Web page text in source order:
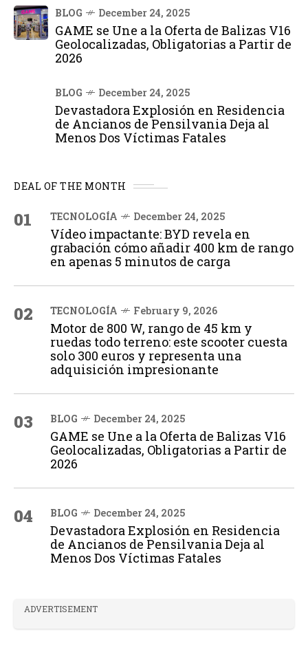
BLOG December 24, 2025
GAME se Une a la Oferta de Balizas V16
Geolocalizadas, Obligatorias a Partir de
2026
BLOG December 24, 2025
Devastadora Explosión en Residencia
de Ancianos de Pensilvania Deja al
Menos Dos Víctimas Fatales
DEAL OF THE MONTH
01 TECNOLOGÍA December 24, 2025
Vídeo impactante: BYD revela en
grabación cómo añadir 400 km de rango
en apenas 5 minutos de carga
02 TECNOLOGÍA February 9, 2026
Motor de 800 W, rango de 45 km y
ruedas todo terreno: este scooter cuesta
solo 300 euros y representa una
adquisición impresionante
03 BLOG December 24, 2025
GAME se Une a la Oferta de Balizas V16
Geolocalizadas, Obligatorias a Partir de
2026
04 BLOG December 24, 2025
Devastadora Explosión en Residencia
de Ancianos de Pensilvania Deja al
Menos Dos Víctimas Fatales
ADVERTISEMENT